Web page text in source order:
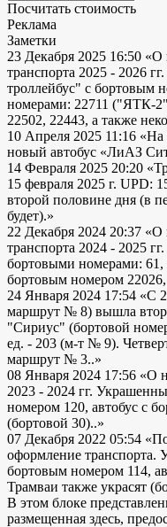
Посчитать стоимость
Реклама
Заметки
23 Декабря 2025 16:50 «О
транспорта 2025 - 2026
троллейбус" с бортовым
номерами: 22711 ("ЯТК-
22502, 22443, а также
10 Апреля 2025 11:16 «На
новый автобус «ЛиАЗ
14 Февраля 2025 20:20
15 февраля 2025 г. UPD:
второй половине дня (в
будет).»
22 Декабря 2024 20:37 «О
транспорта 2024 - 2025
бортовыми номерами: 61,
бортовым номером
24 Января 2024 17:54 «С
маршрут № 8) вышла
"Сириус" (бортовой
ед. - 203 (м-т № 9).
маршрут № 3..»
08 Января 2024 17:56 «О
2023 - 2024 гг.
номером 120, автобус с
(бортовой 30)..»
07 Декабря 2022 05:54
оформление транспорта.
бортовым номером 114,
Трамваи также украсят
В этом блоке
размещенная здесь,